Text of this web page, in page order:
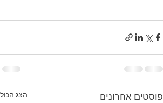
פוסטים אחרונים הצג הכול